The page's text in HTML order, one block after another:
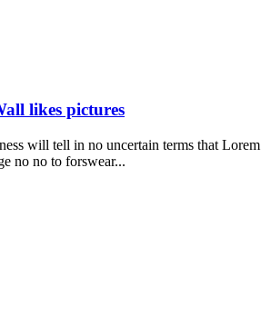
likes pictures
will tell in no uncertain terms that Lorem
no no to forswear...